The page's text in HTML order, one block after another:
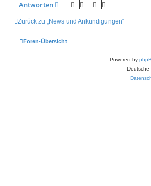
o
n
c
m
h
e
Antworten
Zurück zu „News und Ankündigungen“
Foren-Übersicht
Powered by
Deutsche